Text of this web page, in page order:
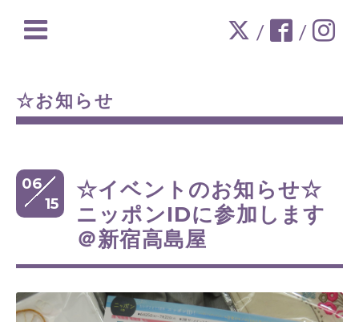
/ /
☆お知らせ
06
15
☆イベントのお知らせ☆
ニッポンIDに参加します
＠新宿高島屋